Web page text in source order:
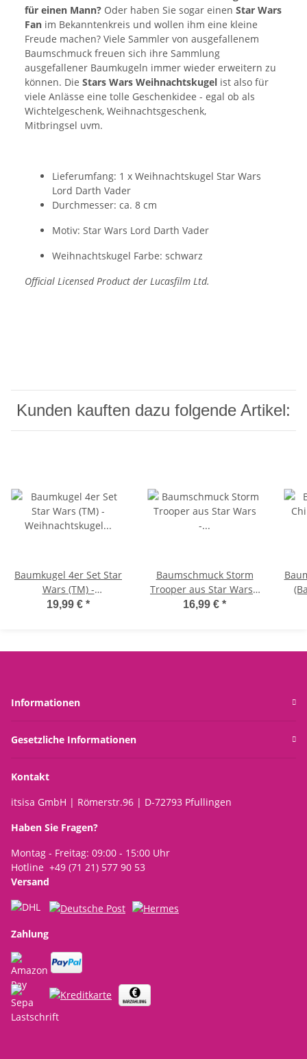
für einen Mann? Oder haben Sie sogar einen Star Wars
Fan im Bekanntenkreis und wollen ihm eine kleine
Freude machen? Viele Sammler von ausgefallenem
Baumschmuck freuen sich ihre Sammlung
ausgefallener Baumkugeln immer wieder erweitern zu
können. Die Stars Wars Weihnachtskugel ist also für
viele Anlässe eine tolle Geschenkidee - egal ob als
Wichtelgeschenk, Weihnachtsgeschenk,
Mitbringsel uvm.
Lieferumfang: 1 x Weihnachtskugel Star Wars
Lord Darth Vader
Durchmesser: ca. 8 cm
Motiv: Star Wars Lord Darth Vader
Weihnachtskugel Farbe: schwarz
Official Licensed Product der Lucasfilm Ltd.
Kunden kauften dazu folgende Artikel:
Baumkugel 4er Set Star
Wars (TM) -
Weihnachtskugel für
19,99 € *
Baumschmuck Storm
Trooper aus Star Wars -
Weihnachtskugel für
16,99 € *
Informationen
Gesetzliche Informationen
Kontakt
itsisa GmbH | Römerstr.96 | D-72793 Pfullingen
Haben Sie Fragen?
Montag - Freitag: 09:00 - 15:00 Uhr
Hotline +49 (71 21) 577 90 53
Versand
Zahlung